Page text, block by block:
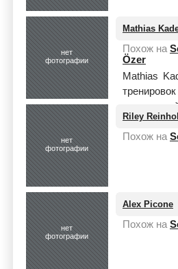
нет
фотографии
Mathias
Похож на
Özer
Mathias
...Читать
нет
фотографии
Riley
Похож на
нет
фотографии
Alex Picone
Похож на